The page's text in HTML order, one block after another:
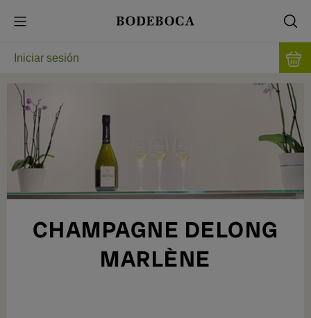
Iniciar sesión
CHAMPAGNE DELONG
MARLÈNE